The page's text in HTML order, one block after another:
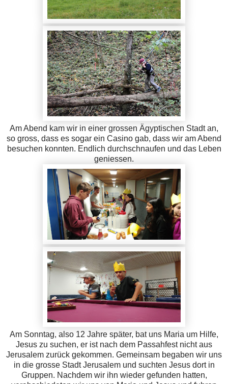
Am Abend kam wir in einer grossen Ägyptischen Stadt an,
so gross, dass es sogar ein Casino gab, dass wir am Abend
besuchen konnten. Endlich durchschnaufen und das Leben
geniessen.
Am Sonntag, also 12 Jahre später, bat uns Maria um Hilfe,
Jesus zu suchen, er ist nach dem Passahfest nicht aus
Jerusalem zurück gekommen. Gemeinsam begaben wir uns
in die grosse Stadt Jerusalem und suchten Jesus dort in
Gruppen. Nachdem wir ihn wieder gefunden hatten,